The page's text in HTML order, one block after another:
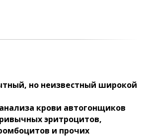
но неизвестный широкой
крови автогонщиков
эритроцитов,
и прочих